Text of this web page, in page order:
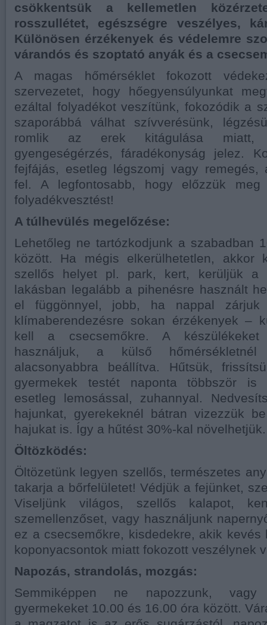
csökkentsük a kellemetlen
rosszullétet, egészségre veszélyes,
Különösen érzékenyek és védelemre
várandós és szoptató anyák és a
A magas hőmérséklet fokozott
szervezetet, hogy hőegyensúlyunkat
ezáltal folyadékot veszítünk, fokozódik a
szaporábbá válhat szívverésünk,
romlik az erek kitágulása miatt,
gyengeségérzés, fáradékonyság jelez.
fejfájás, esetleg légszomj vagy remegés,
fel. A legfontosabb, hogy előzzük
folyadékvesztést!
A túlhevülés megelőzése:
Lehetőleg ne tartózkodjunk a szabadban
között. Ha mégis elkerülhetetlen, akkor
szellős helyet pl. park, kert, kerüljük a
lakásban legalább a pihenésre használt
el függönnyel, jobb, ha nappal
klímaberendezésre sokan érzékenyek –
kell a csecsemőkre. A készülékeket
használjuk, a külső hőmérsékletnél
alacsonyabbra beállítva. Hűtsük,
gyermekek testét naponta többször is
esetleg lemosással, zuhannyal.
hajunkat, gyerekeknél bátran vizezzük
hajukat is. Így a hűtést 30%-kal növelhetjük.
Öltözködés:
Öltözetünk legyen szellős, természetes
takarja a bőrfelületet! Védjük a fejünket,
Viseljünk világos, szellős kalapot,
szemellenzőset, vagy használjunk
ez a csecsemőkre, kisdedekre, akik
koponyacsontok miatt fokozott veszélynek
Napozás, strandolás, mozgás:
Semmiképpen ne napozzunk,
gyermekeket 10.00 és 16.00 óra között.